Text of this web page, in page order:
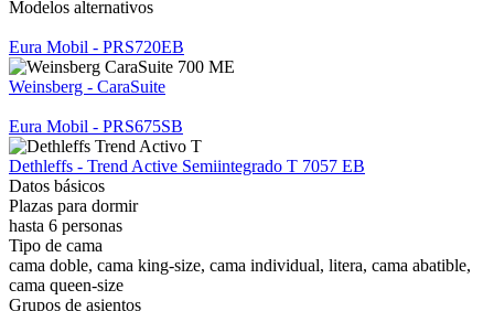
Modelos alternativos
Eura Mobil - PRS720EB
Weinsberg - CaraSuite
Eura Mobil - PRS675SB
Dethleffs - Trend Active Semiintegrado T 7057 EB
Datos básicos
Plazas para dormir
hasta 6 personas
Tipo de cama
cama doble, cama king-size, cama individual, litera, cama abatible,
cama queen-size
Grupos de asientos